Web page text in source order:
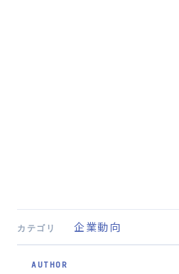
カテゴリ 企業動向